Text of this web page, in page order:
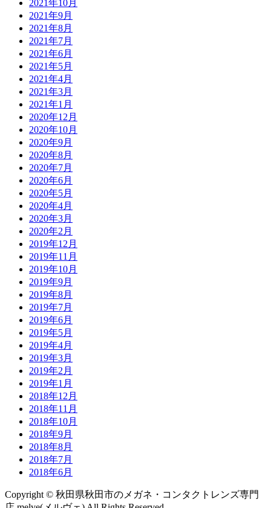
2021年10月
2021年9月
2021年8月
2021年7月
2021年6月
2021年5月
2021年4月
2021年3月
2021年1月
2020年12月
2020年10月
2020年9月
2020年8月
2020年7月
2020年6月
2020年5月
2020年4月
2020年3月
2020年2月
2019年12月
2019年11月
2019年10月
2019年9月
2019年8月
2019年7月
2019年6月
2019年5月
2019年4月
2019年3月
2019年2月
2019年1月
2018年12月
2018年11月
2018年10月
2018年9月
2018年8月
2018年7月
2018年6月
Copyright © 秋田県秋田市のメガネ・コンタクトレンズ専門